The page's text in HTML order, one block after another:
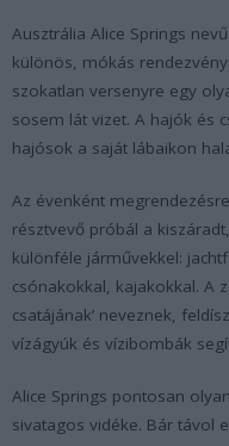
Ausztrália Alice Springs
különös, mókás
szokatlan versenyre egy
sosem lát vizet. A hajók és
hajósok a saját lábaikon
Az évenként
résztvevő próbál a
különféle járművekkel:
csónakokkal, kajakokkal. A
csatájának’ neveznek,
vízágyúk és vízibombák
Alice Springs pontosan
sivatagos vidéke. Bár távol